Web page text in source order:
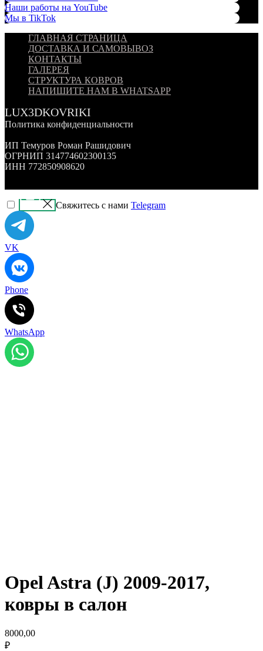
Наши работы на YouTube
Мы в TikTok
ГЛАВНАЯ СТРАНИЦА
ДОСТАВКА И САМОВЫВОЗ
КОНТАКТЫ
ГАЛЕРЕЯ
СТРУКТУРА КОВРОВ
НАПИШИТЕ НАМ В WHATSAPP
LUX3DKOVRIKI
Политика конфиденциальности
ИП Темуров Роман Рашидович
ОГРНИП 314774602300135
ИНН 772850908620
Свяжитесь с нами Telegram
VK
Phone
WhatsApp
Opel Astra (J) 2009-2017,
ковры в салон
8000,00
₽